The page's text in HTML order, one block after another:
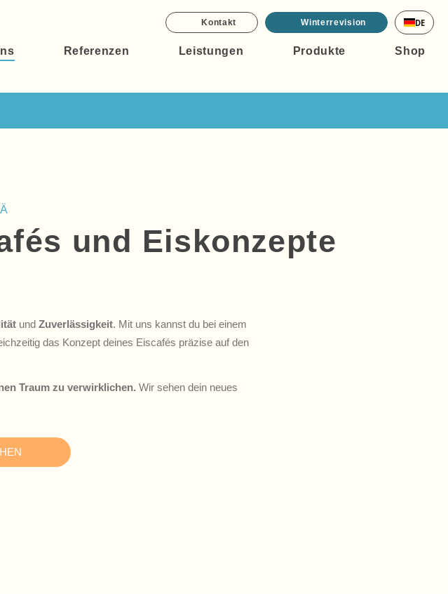
Kontakt Winterrevision DE
Referenzen Leistungen Produkte Shop
und Eiskonzepte
und Zuverlässigkeit. Mit uns kannst du bei einem
das Konzept deines Eiscafés präzise auf den
Traum zu verwirklichen. Wir sehen dein neues